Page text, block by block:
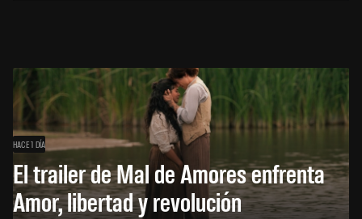
HACE 1 DÍA
El trailer de Mal de Amores enfrenta
Amor, libertad y revolución